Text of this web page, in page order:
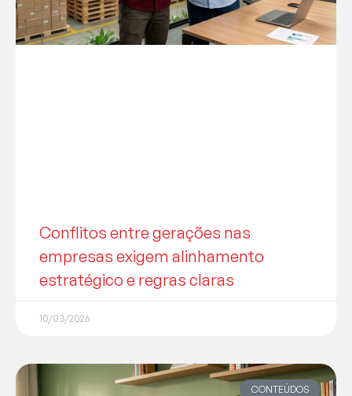
Conflitos entre gerações nas
empresas exigem alinhamento
estratégico e regras claras
10/03/2026
CONTEÚDOS